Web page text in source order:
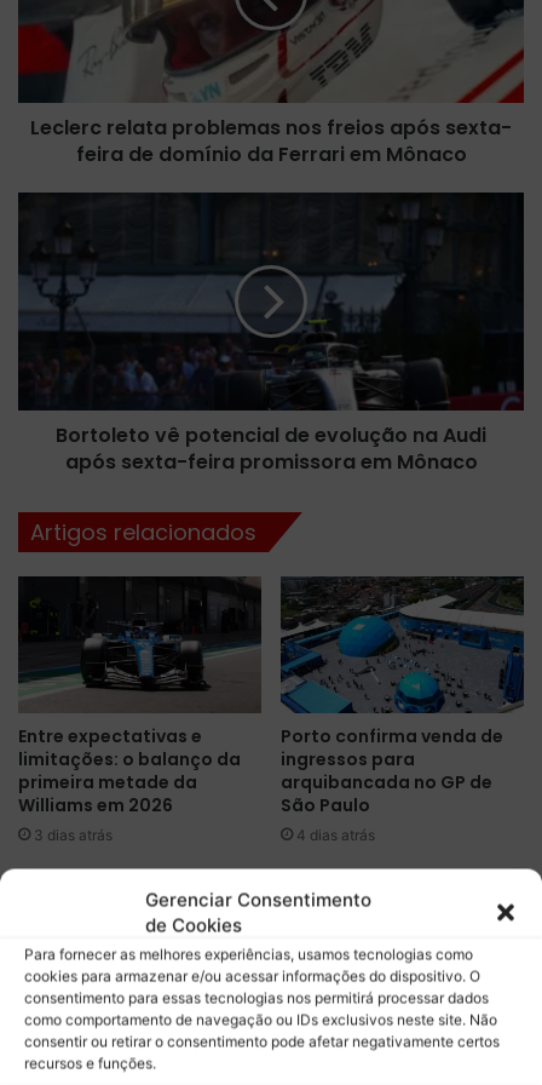
Gerenciar Consentimento
de Cookies
Para fornecer as melhores experiências, usamos tecnologias como
cookies para armazenar e/ou acessar informações do dispositivo. O
consentimento para essas tecnologias nos permitirá processar dados
como comportamento de navegação ou IDs exclusivos neste site. Não
consentir ou retirar o consentimento pode afetar negativamente certos
recursos e funções.
r
r
e
o
l
r
o
a
p
ó
s
s
e
x
e
a
d
Leclerc relata problemas nos freios após sexta-
feira de domínio da Ferrari em Mônaco
t
l
o
o
i
l
d
e
e
v
o
l
u
a
A
u
d
Bortoleto vê potencial de evolução na Audi
após sexta-feira promissora em Mônaco
Artigos relacionados
Entre expectativas e
limitações: o balanço da
primeira metade da
Williams em 2026
3 dias atrás
Porto confirma venda de
ingressos para
arquibancada no GP de
São Paulo
4 dias atrás
Théo Pourchaire é
confirmado pela Opel para
estreia na Fórmula E
De candidata ao topo a
apenas um ponto: o